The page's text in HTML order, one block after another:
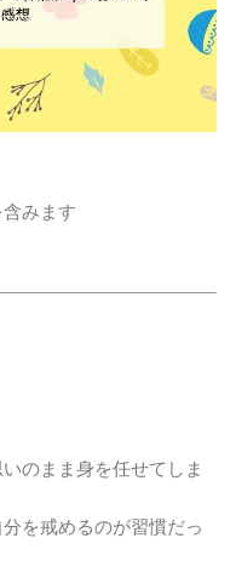
みます
のまま身を任せてしま
を戒めるのが習慣だっ